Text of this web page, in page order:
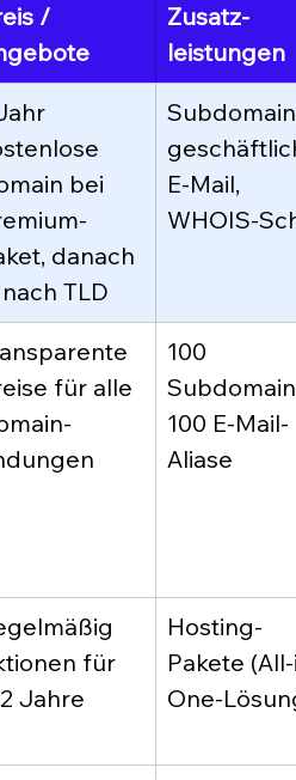
/
Zusatz-
leistungen
bei
danach
TLD
E-Mail,
WHOIS-
für alle
100
100 E-Mail-
Aliase
für
Jahre
Hosting-
Pakete
One-